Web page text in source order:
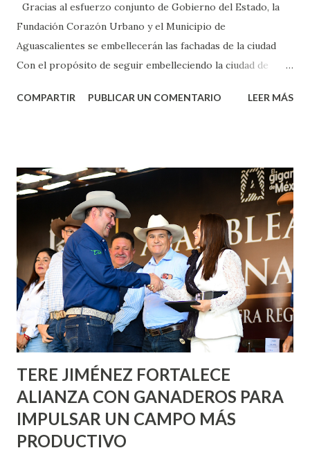
Gracias al esfuerzo conjunto de Gobierno del Estado, la
Fundación Corazón Urbano y el Municipio de
Aguascalientes se embellecerán las fachadas de la ciudad
Con el propósito de seguir embelleciendo la ciudad de
municipal, Leo Montañez dio inicio al programa
Corazón Urbano y el Municipio capital. Leo Montañez
informó que en este programa se usarán cerca de 90 mil
metros cuadrados de pintura, para dar inicio en la calle
Nieto, entre Jesús F. Elizondo y la calle 22 de Octubre, con
lo que se aplicará pintura en 66 casas. Posteriormente se
llevará este programa a Villas de Nuestra Señora de la
Asunción, Avenida Alameda y Decreto 27 de Septiembre, en
los edificios FOVISSSTE Ojo de Agua, en la comunidad
Norias de Paso Hondo y en los edificios de...
COMPARTIR PUBLICAR UN COMENTARIO LEER MÁS
TERE JIMÉNEZ FORTALECE
ALIANZA CON GANADEROS PARA
IMPULSAR UN CAMPO MÁS
PRODUCTIVO